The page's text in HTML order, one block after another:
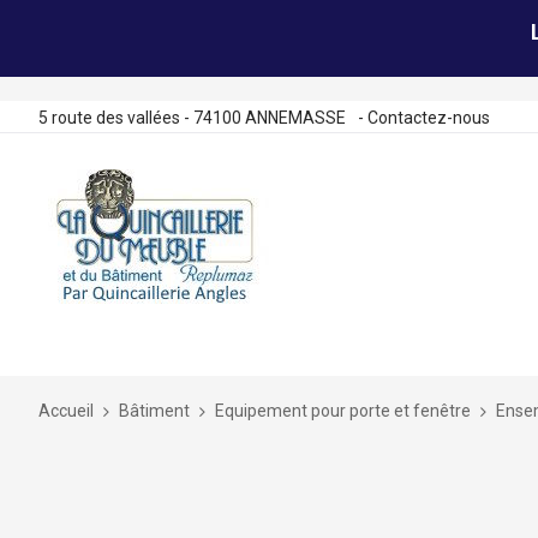
5 route des vallées - 74100 ANNEMASSE - Contactez-nous
Accueil Bâtiment Equipement pour porte et fenêtre